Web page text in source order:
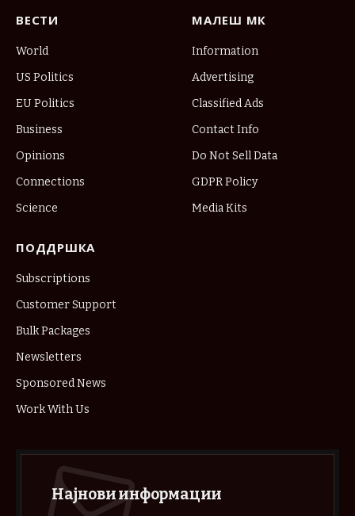
ВЕСТИ
World
US Politics
EU Politics
Business
Opinions
Connections
Science
МАЛЕШ МК
Information
Advertising
Classified Ads
Contact Info
Do Not Sell Data
GDPR Policy
Media Kits
ПОДДРШКА
Subscriptions
Customer Support
Bulk Packages
Newsletters
Sponsored News
Work With Us
Најнови информации